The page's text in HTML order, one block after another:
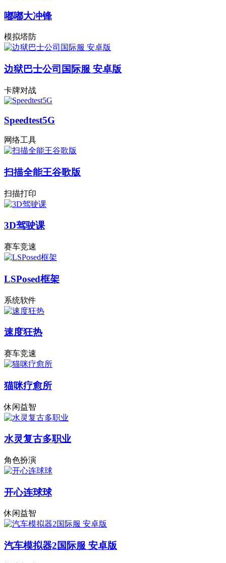
嘟嘟大冲锋
模拟塔防
边狱巴士公司国际服 安卓版
卡牌对战
Speedtest5G
网络工具
扫描全能王谷歌版
扫描打印
3D驾驶课
赛车竞速
LSPosed框架
系统软件
速度狂热
赛车竞速
猫咪疗愈所
休闲益智
水灵复古多职业
角色扮演
开心连球球
休闲益智
汽车模拟器2国际服 安卓版